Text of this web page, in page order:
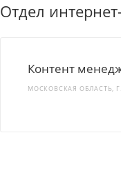
Отдел
Контент
МОСКОВСКАЯ ОБЛАСТЬ,